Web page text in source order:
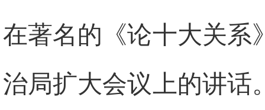
在著名的《论十大关系
治局扩大会议上的讲话